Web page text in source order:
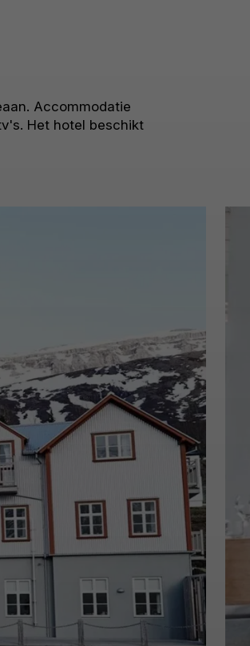
Accommodatie
Het hotel beschikt